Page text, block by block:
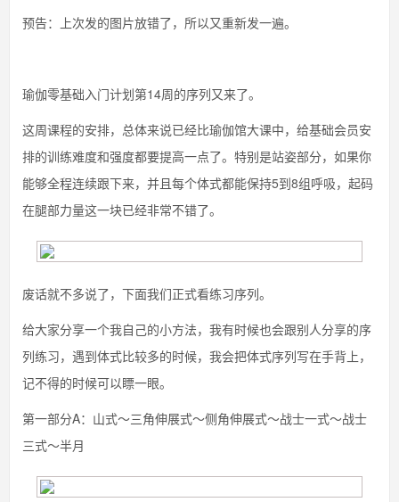
预告：上次发的图片放错了，所以又重新发一遍。
瑜伽零基础入门计划第14周的序列又来了。
这周课程的安排，总体来说已经比瑜伽馆大课中，给基础会员安
排的训练难度和强度都要提高一点了。特别是站姿部分，如果你
能够全程连续跟下来，并且每个体式都能保持5到8组呼吸，起码
在腿部力量这一块已经非常不错了。
废话就不多说了，下面我们正式看练习序列。
给大家分享一个我自己的小方法，我有时候也会跟别人分享的序
列练习，遇到体式比较多的时候，我会把体式序列写在手背上，
记不得的时候可以瞟一眼。
第一部分A：山式～三角伸展式～侧角伸展式～战士一式～战士
三式～半月